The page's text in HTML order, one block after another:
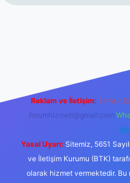
Reklam ve İletişim: E-mail:
forumhizmeti@gmail.com
Yasal Uyarı: Sitemiz, 5651
ve İletişim Kurumu (BTK)
olarak hizmet vermektedir.